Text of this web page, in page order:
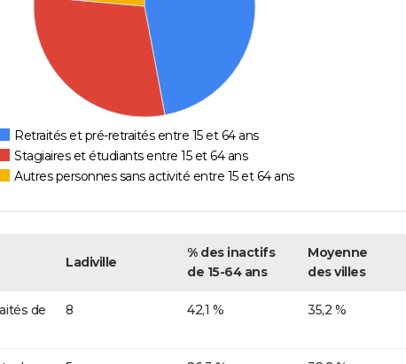
Retraités et pré-retraités entre 15 et 64 ans
Stagiaires et étudiants entre 15 et 64 ans
Autres personnes sans activité entre 15 et 64 ans
Ladiville
% des inactifs
de 15-64 ans
Moyenne
des villes
de
8 42,1 % 35,2 %